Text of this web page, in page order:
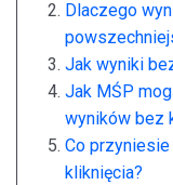
Dlaczego
Jak wyniki
Jak MŚP
wyników bez
Co
kliknięcia?